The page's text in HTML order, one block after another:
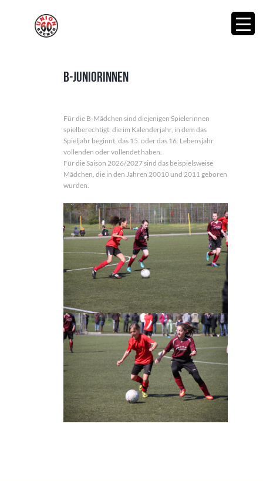
B-Juniorinnen
Für die B-Mädchen sind diejenigen Spielerinnen
spielberechtigt, die im Kalenderjahr, in dem das
Spieljahr beginnt, das 15. oder das 16. Lebensjahr
vollenden oder vollendet haben.
Für die Saison 2026/2027 sind das beispielsweise
Mädchen, die in den Jahren 20010 und 2011 geboren
wurden.